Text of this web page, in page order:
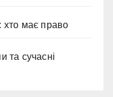
хто має право
та сучасні